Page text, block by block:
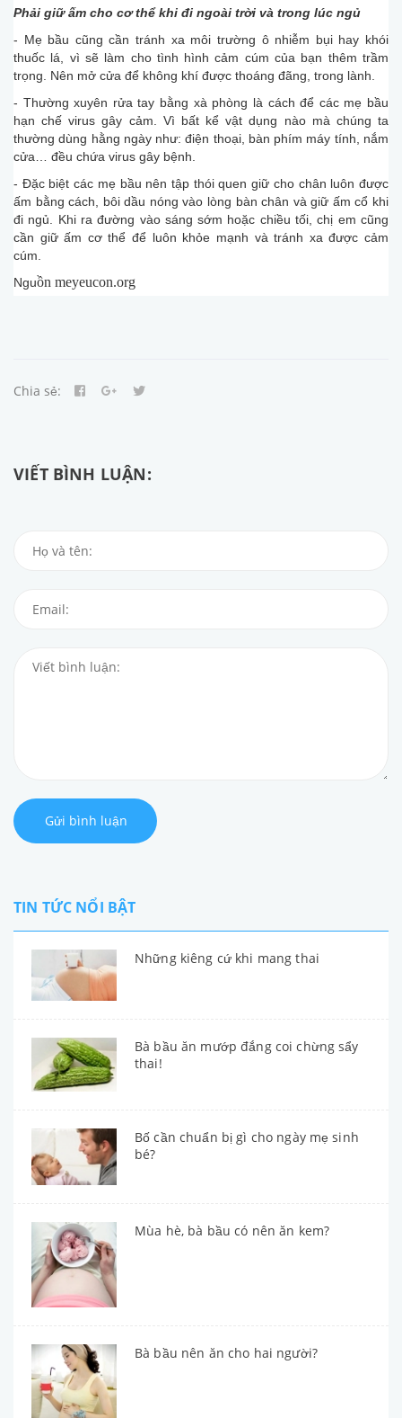
Phải giữ ấm cho cơ thể khi đi ngoài trời và trong lúc ngủ
- Mẹ bầu cũng cần tránh xa môi trường ô nhiễm bụi hay khói
thuốc lá, vì sẽ làm cho tình hình cảm cúm của bạn thêm trầm
trọng. Nên mở cửa để không khí được thoáng đãng, trong lành.
- Thường xuyên rửa tay bằng xà phòng là cách để các mẹ bầu
hạn chế virus gây cảm. Vì bất kể vật dụng nào mà chúng ta
thường dùng hằng ngày như: điện thoại, bàn phím máy tính, nắm
cửa… đều chứa virus gây bệnh.
- Đặc biệt các mẹ bầu nên tập thói quen giữ cho chân luôn được
ấm bằng cách, bôi dầu nóng vào lòng bàn chân và giữ ấm cổ khi
đi ngủ. Khi ra đường vào sáng sớm hoặc chiều tối, chị em cũng
cần giữ ấm cơ thể để luôn khỏe mạnh và tránh xa được cảm
cúm.
Nguồn meyeucon.org
Chia sẻ:
VIẾT BÌNH LUẬN:
Gửi bình luận
TIN TỨC NỔI BẬT
Những kiêng cứ khi mang thai
Bà bầu ăn mướp đắng coi chừng sẩy
thai!
Bố cần chuẩn bị gì cho ngày mẹ sinh
bé?
Mùa hè, bà bầu có nên ăn kem?
Bà bầu nên ăn cho hai người?